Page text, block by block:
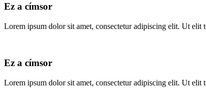
Ez a címsor
Lorem ipsum dolor sit amet, consectetur adipiscing elit. Ut
Ez a címsor
Lorem ipsum dolor sit amet, consectetur adipiscing elit. Ut